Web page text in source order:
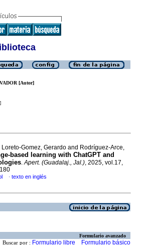
[Autor]
]
Gomez, Gerardo and Rodríguez-Arce,
based learning with ChatGPT and
.Apert. (Guadalaj., Jal.), 2025, vol.17,
· texto en inglés
Formulario avanzado
Buscar por : Formulario libre Formulario básico